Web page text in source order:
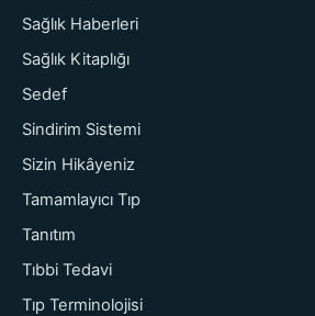
Sağlık Haberleri
Sağlık Kitaplığı
Sedef
Sindirim Sistemi
Sizin Hikâyeniz
Tamamlayıcı Tıp
Tanıtım
Tıbbi Tedavi
Tıp Terminolojisi